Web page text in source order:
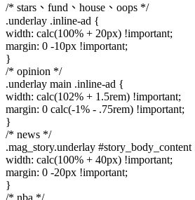
/* stars、fund、house、oops */
.underlay .inline-ad {
width: calc(100% + 20px) !important;
margin: 0 -10px !important;
}
/* opinion */
.underlay main .inline-ad {
width: calc(102% + 1.5rem) !important;
margin: 0 calc(-1% - .75rem) !important;
}
/* news */
.mag_story.underlay
width: calc(100% + 40px) !important;
margin: 0 -20px !important;
}
/* nba */